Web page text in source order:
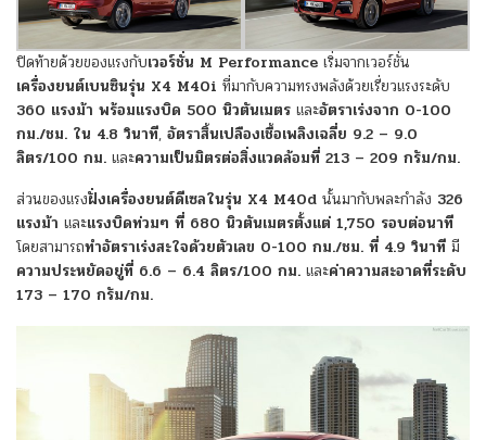
ปิดท้ายด้วยของแรงกับเวอร์ชั่น M Performance เริ่มจากเวอร์ชั่น
เครื่องยนต์เบนซินรุ่น X4 M40i ที่มากับความทรงพลังด้วยเรี่ยวแรงระดับ
360 แรงม้า พร้อมแรงบิด 500 นิวตันเมตร และอัตราเร่งจาก 0-100
กม./ชม. ใน 4.8 วินาที, อัตราสิ้นเปลืองเชื้อเพลิงเฉลี่ย 9.2 – 9.0
ลิตร/100 กม. และความเป็นมิตรต่อสิ่งแวดล้อมที่ 213 – 209 กรัม/กม.
ส่วนของแรงฝั่งเครื่องยนต์ดีเซลในรุ่น X4 M40d นั้นมากับพละกำลัง 326
แรงม้า และแรงบิดท่วมๆ ที่ 680 นิวตันเมตรตั้งแต่ 1,750 รอบต่อนาที
โดยสามารถทำอัตราเร่งสะใจด้วยตัวเลข 0-100 กม./ชม. ที่ 4.9 วินาที มี
ความประหยัดอยู่ที่ 6.6 – 6.4 ลิตร/100 กม. และค่าความสะอาดที่ระดับ
173 – 170 กรัม/กม.